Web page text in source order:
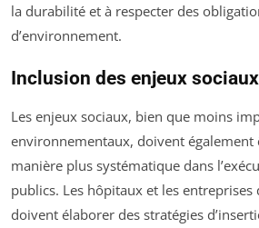
la durabilité et à respecter des
d’environnement.
Inclusion des enjeux sociaux
Les enjeux sociaux, bien que moins
environnementaux, doivent également
manière plus systématique dans
publics. Les hôpitaux et les entreprises
doivent élaborer des stratégies